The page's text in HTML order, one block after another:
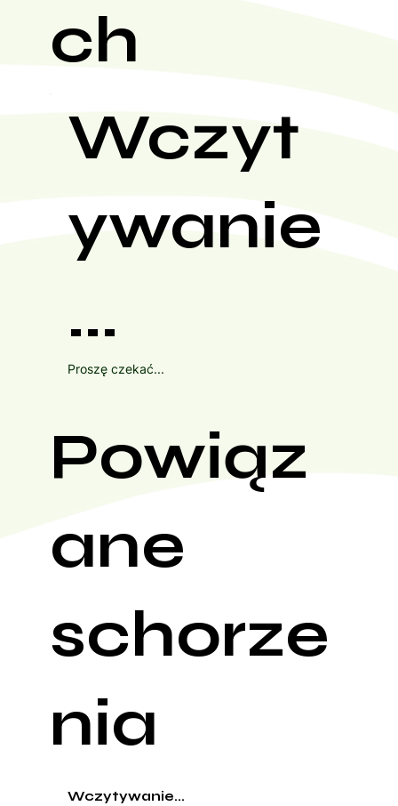
ch
Wczyt
ywanie
...
Proszę czekać...
Powiąz
ane
schorze
nia
Wczytywanie...